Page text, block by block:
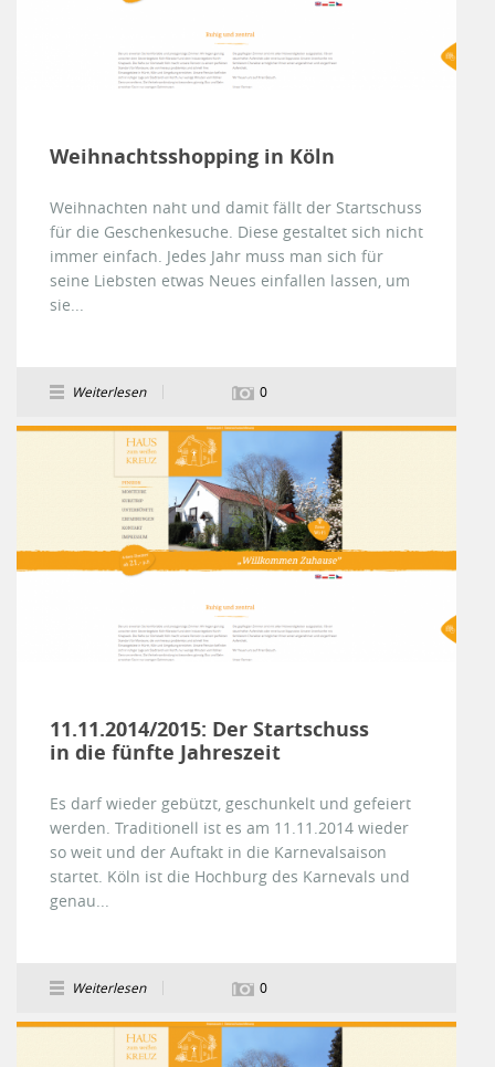
Weihnachtsshopping in Köln
Weihnachten naht und damit fällt der Startschuss
für die Geschenkesuche. Diese gestaltet sich nicht
immer einfach. Jedes Jahr muss man sich für
seine Liebsten etwas Neues einfallen lassen, um
sie...
Weiterlesen 0
11.11.2014/2015: Der Startschuss
in die fünfte Jahreszeit
Es darf wieder gebützt, geschunkelt und gefeiert
werden. Traditionell ist es am 11.11.2014 wieder
so weit und der Auftakt in die Karnevalsaison
startet. Köln ist die Hochburg des Karnevals und
genau...
Weiterlesen 0